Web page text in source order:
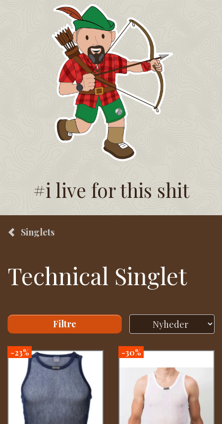
#i live for this shit
Singlets
Technical Singlet
Filtre
-23% -30%